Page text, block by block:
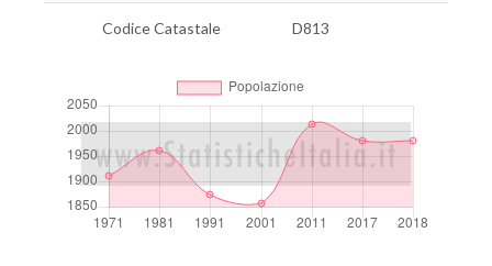
Codice Catastale D813